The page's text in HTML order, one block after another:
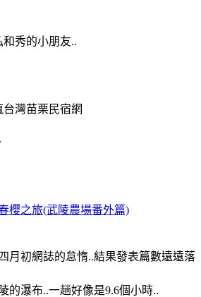
秀的小朋友..
灣苗栗民宿網
櫻之旅(武陵農場番外篇)
月初網誌的怠惰..結果發表篇數遠遠落
的瀑布..一趟好像是9.6個小時..